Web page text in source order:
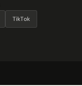
TikTok